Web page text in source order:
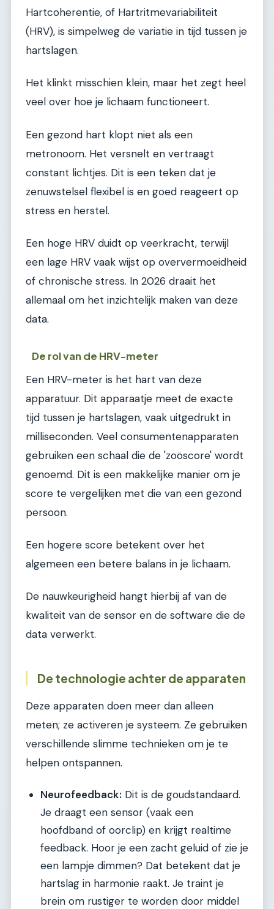
Hartcoherentie, of Hartritmevariabiliteit
(HRV), is simpelweg de variatie in tijd tussen je
hartslagen.
Het klinkt misschien klein, maar het zegt heel
veel over hoe je lichaam functioneert.
Een gezond hart klopt niet als een
metronoom. Het versnelt en vertraagt
constant lichtjes. Dit is een teken dat je
zenuwstelsel flexibel is en goed reageert op
stress en herstel.
Een hoge HRV duidt op veerkracht, terwijl
een lage HRV vaak wijst op oververmoeidheid
of chronische stress. In 2026 draait het
allemaal om het inzichtelijk maken van deze
data.
De rol van de HRV-meter
Een HRV-meter is het hart van deze
apparatuur. Dit apparaatje meet de exacte
tijd tussen je hartslagen, vaak uitgedrukt in
milliseconden. Veel consumentenapparaten
gebruiken een schaal die de 'zoöscore' wordt
genoemd. Dit is een makkelijke manier om je
score te vergelijken met die van een gezond
persoon.
Een hogere score betekent over het
algemeen een betere balans in je lichaam.
De nauwkeurigheid hangt hierbij af van de
kwaliteit van de sensor en de software die de
data verwerkt.
De technologie achter de apparaten
Deze apparaten doen meer dan alleen
meten; ze activeren je systeem. Ze gebruiken
verschillende slimme technieken om je te
helpen ontspannen.
Neurofeedback: Dit is de goudstandaard.
Je draagt een sensor (vaak een
hoofdband of oorclip) en krijgt realtime
feedback. Hoor je een zacht geluid of zie je
een lampje dimmen? Dat betekent dat je
hartslag in harmonie raakt. Je traint je
brein om rustiger te worden door middel